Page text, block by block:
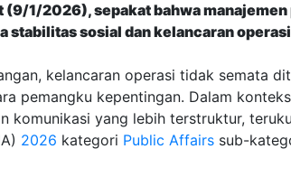
1/2026), sepakat bahwa
sosial dan kelancaran
kelancaran operasi tidak semata
pemangku kepentingan. Dalam
yang lebih terstruktur,
2026 kategori Public Affairs sub-